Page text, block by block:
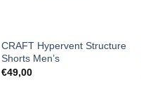
CRAFT Hypervent Structure
Shorts Men’s
€49,00